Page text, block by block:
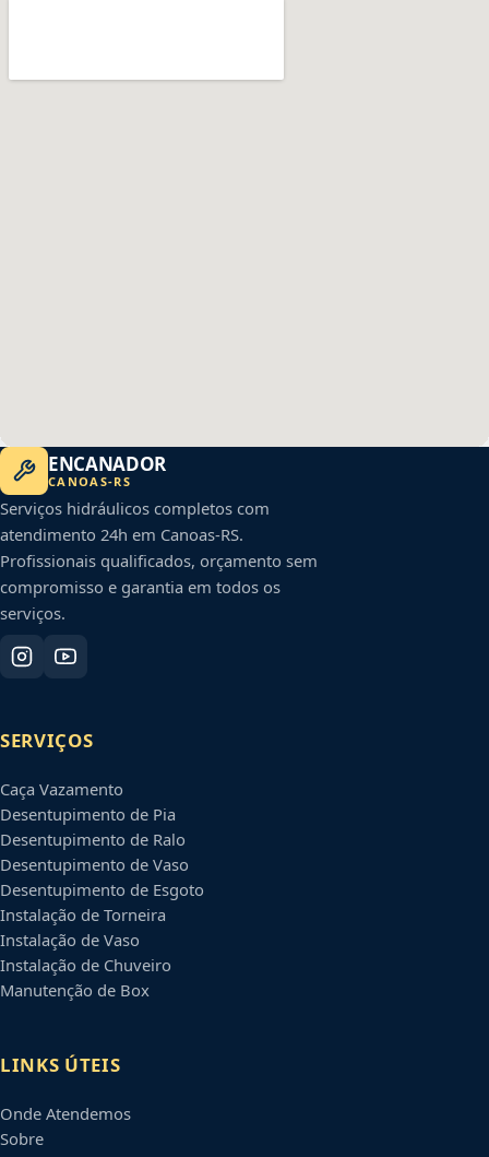
ENCANADOR
CANOAS-RS
Serviços hidráulicos completos com
atendimento 24h em Canoas-RS.
Profissionais qualificados, orçamento sem
compromisso e garantia em todos os
serviços.
SERVIÇOS
Caça Vazamento
Desentupimento de Pia
Desentupimento de Ralo
Desentupimento de Vaso
Desentupimento de Esgoto
Instalação de Torneira
Instalação de Vaso
Instalação de Chuveiro
Manutenção de Box
LINKS ÚTEIS
Onde Atendemos
Sobre